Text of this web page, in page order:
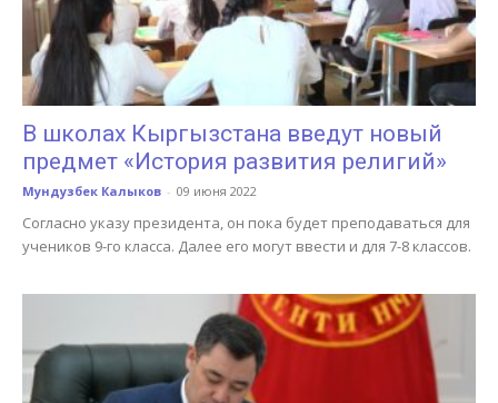
В школах Кыргызстана введут новый
предмет «История развития религий»
Мундузбек Калыков - 09 июня 2022
Согласно указу президента, он пока будет преподаваться для
учеников 9-го класса. Далее его могут ввести и для 7-8 классов.